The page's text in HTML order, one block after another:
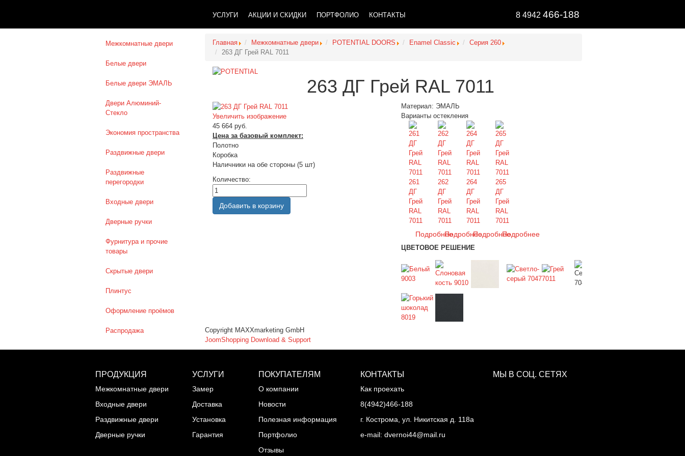
УСЛУГИ АКЦИИ И СКИДКИ ПОРТФОЛИО КОНТАКТЫ 8 4942 466-188
Межкомнатные двери
Белые двери
Белые двери ЭМАЛЬ
Двери Алюминий-
Стекло
Экономия пространства
Раздвижные двери
Раздвижные
перегородки
Входные двери
Дверные ручки
Фурнитура и прочие
товары
Скрытые двери
Плинтус
Оформление проёмов
Распродажа
Главная Межкомнатные двери POTENTIAL DOORS Enamel Classic
Серия 260
263 ДГ Грей RAL 7011
263 ДГ Грей RAL 7011
Увеличить изображение
45 664 руб.
Цена за базовый комплект:
Полотно
Коробка
Наличники на обе стороны (5 шт)
Количество:
Материал: ЭМАЛЬ
Варианты остекления
261
ДГ
Грей
RAL
7011
Подробнее
262
ДГ
Грей
RAL
7011
Подробнее
264
ДГ
Грей
RAL
7011
Подробнее
265
ДГ
Грей
RAL
7011
Подробнее
ЦВЕТОВОЕ РЕШЕНИЕ
Copyright MAXXmarketing GmbH
JoomShopping Download & Support
ПРОДУКЦИЯ
Межкомнатные двери
Входные двери
Раздвижные двери
Дверные ручки
УСЛУГИ
Замер
Доставка
Установка
Гарантия
ПОКУПАТЕЛЯМ
О компании
Новости
Полезная информация
Портфолио
Отзывы
КОНТАКТЫ
Как проехать
8(4942)466-188
г. Кострома, ул. Никитская д. 118а
e-mail: dvernoi44@mail.ru
МЫ В СОЦ. СЕТЯХ